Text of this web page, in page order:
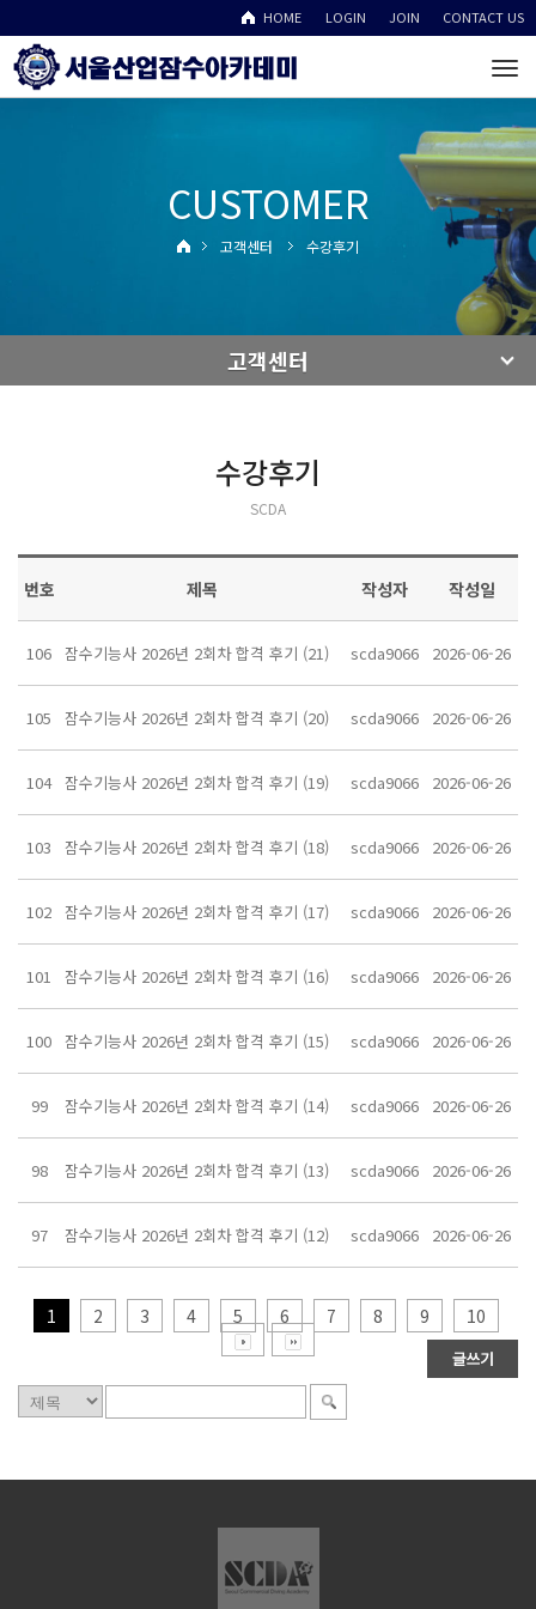
HOME LOGIN JOIN CONTACT US
CUSTOMER
고객센터 수강후기
고객센터
수강후기
SCDA
번호 제목 작성자 작성일
106 잠수기능사 2026년 2회차 합격 후기 (21) scda9066 2026-06-26
105 잠수기능사 2026년 2회차 합격 후기 (20) scda9066 2026-06-26
104 잠수기능사 2026년 2회차 합격 후기 (19) scda9066 2026-06-26
103 잠수기능사 2026년 2회차 합격 후기 (18) scda9066 2026-06-26
102 잠수기능사 2026년 2회차 합격 후기 (17) scda9066 2026-06-26
101 잠수기능사 2026년 2회차 합격 후기 (16) scda9066 2026-06-26
100 잠수기능사 2026년 2회차 합격 후기 (15) scda9066 2026-06-26
99 잠수기능사 2026년 2회차 합격 후기 (14) scda9066 2026-06-26
98 잠수기능사 2026년 2회차 합격 후기 (13) scda9066 2026-06-26
97 잠수기능사 2026년 2회차 합격 후기 (12) scda9066 2026-06-26
1 2 3 4 5 6 7 8 9 10